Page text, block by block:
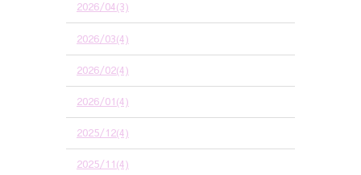
2026/04(3)
2026/03(4)
2026/02(4)
2026/01(4)
2025/12(4)
2025/11(4)